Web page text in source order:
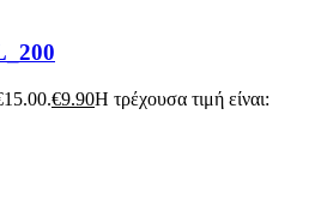
€9.90Η τρέχουσα τιμή είναι: